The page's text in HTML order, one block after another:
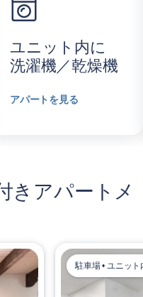
ユニット内に
洗濯機／乾燥機
アパートを見る
きアパートメ
駐車場 • ユニッ